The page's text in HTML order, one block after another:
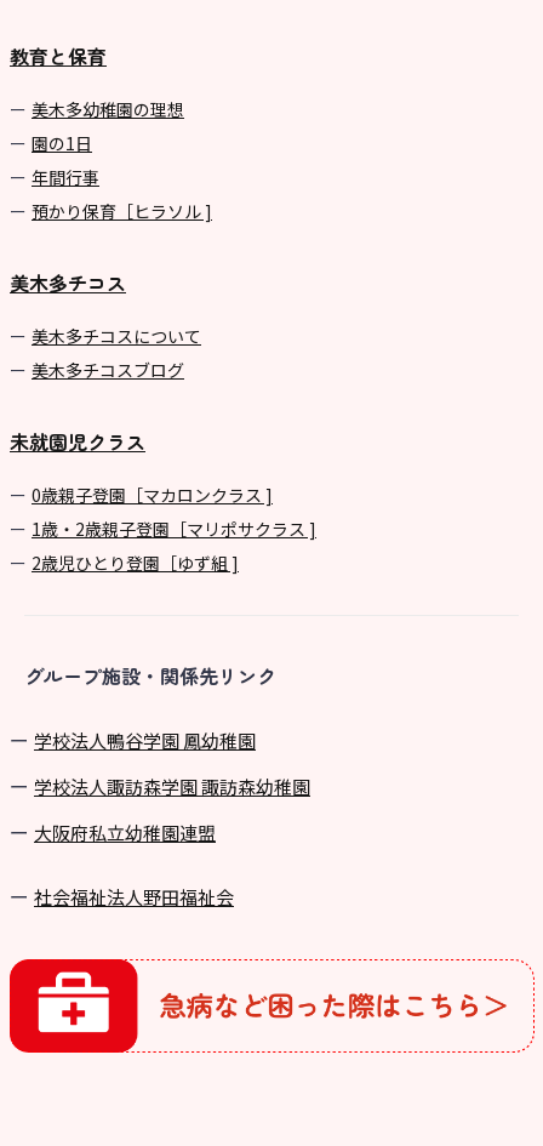
教育と保育
美⽊多幼稚園の理想
園の1⽇
年間⾏事
預かり保育［ヒラソル ]
美木多チコス
美⽊多チコスについて
美⽊多チコスブログ
未就園児クラス
0歳親子登園［マカロンクラス ]
1歳・2歳親子登園［マリポサクラス ]
2歳児ひとり登園［ゆず組 ]
グループ施設・関係先リンク
学校法⼈鴨⾕学園 鳳幼稚園
学校法⼈諏訪森学園 諏訪森幼稚園
⼤阪府私⽴幼稚園連盟
社会福祉法人野田福祉会